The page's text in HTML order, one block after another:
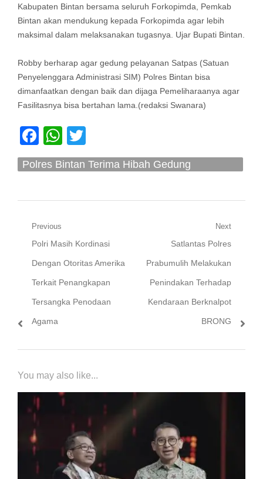
Kabupaten Bintan bersama seluruh Forkopimda, Pemkab
Bintan akan mendukung kepada Forkopimda agar lebih
maksimal dalam melaksanakan tugasnya. Ujar Bupati Bintan.
Robby berharap agar gedung pelayanan Satpas (Satuan
Penyelenggara Administrasi SIM) Polres Bintan bisa
dimanfaatkan dengan baik dan dijaga Pemeliharaanya agar
Fasilitasnya bisa bertahan lama.(redaksi Swanara)
Facebook
WhatsApp
Twitter
Polres Bintan Terima Hibah Gedung
Navigasi
pos
Previous
Previous
post:
Polri Masih Kordinasi
Dengan Otoritas Amerika
Terkait Penangkapan
Tersangka Penodaan
Agama
Next
Next
post:
Satlantas Polres
Prabumulih Melakukan
Penindakan Terhadap
Kendaraan Berknalpot
BRONG
You may also like...